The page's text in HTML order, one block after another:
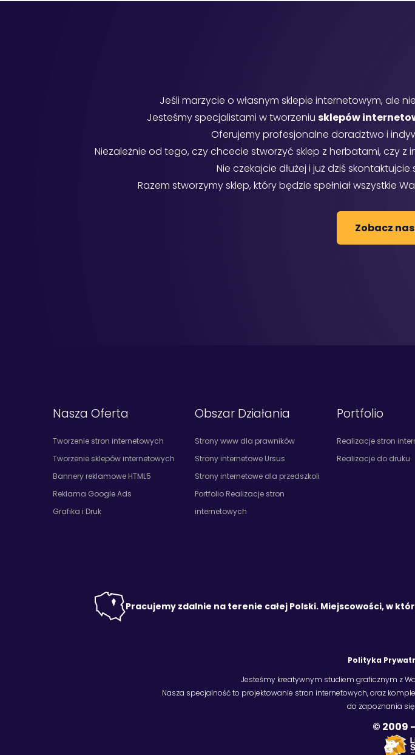
Jeśli marzycie o własnym sklepie internetowym, ale
Jesteśmy specjalistami w tworzeniu sklepów
Oferujemy profesjonalne doradztwo i
Niezależnie od tego, czy chcecie stworzyć sklep z herbatami, czy z
Nie czekajcie dłużej i już dziś
Razem stworzymy sklep, który będzie spełniał wszystkie
Zobacz
Nasza Oferta
Tworzenie stron internetowych
Tworzenie sklepów internetowych
Bannery reklamowe HTML5
Reklama Google Ads
Grafika i Druk
Obszar Działania
Strony www dla prawników
Strony internetowe Ursus
Strony internetowe dla przedszkoli
Portfolio Realizacje stron
internetowych
Portfolio
Realizacje stron
Realizacje do druku
Pracujemy zdalnie na terenie całej Polski. Miejscowości, w
Polityka
Jesteśmy kreatywnym studiem graficznym z
Nasza specjalność to projektowanie stron internetowych, oraz
do zapoznania
© 2009 -